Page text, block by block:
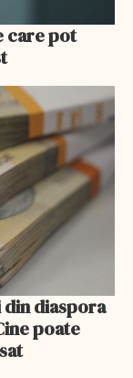
care pot
diaspora
poate